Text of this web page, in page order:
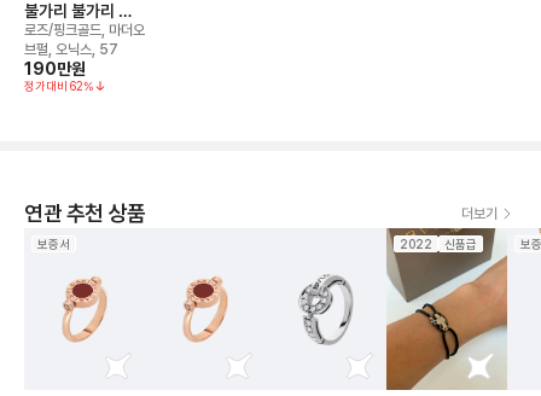
불가리 불가리 플
립 링
로즈/핑크골드, 마더오
브펄, 오닉스, 57
190만원
정가대비 62%
연관 추천 상품 더보기
보증서 2022 신품급 보